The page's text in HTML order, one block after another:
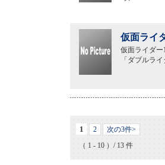
仮面ライ
仮面ライダ
「ダブルラ
1 2
次の3件>
（ 1 - 10 ）/ 13 件